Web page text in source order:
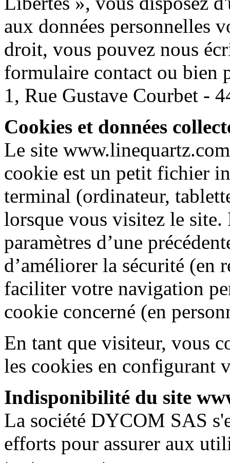
aux données personnelles
droit, vous pouvez nous
formulaire contact ou bien
1, Rue Gustave Courbet -
Cookies et données
Le site
cookie est un petit fichier
terminal (ordinateur,
lorsque vous visitez le site.
paramètres d’une
d’améliorer la sécurité (en
faciliter votre navigation
cookie concerné (en
En tant que visiteur, vous
les cookies en configurant
Indisponibilité du site
La société DYCOM SAS
efforts pour assurer aux